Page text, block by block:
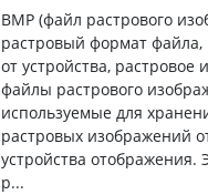
BMP (файл растрового
растровый формат
от устройства, растровое
файлы растрового
используемые для
растровых изображений
устройства отображения.
р...